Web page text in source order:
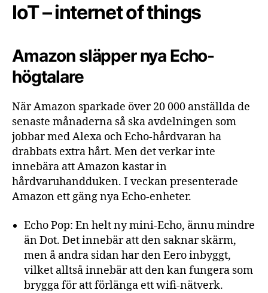
IoT – internet of things
Amazon släpper nya Echo-
högtalare
När Amazon sparkade över 20 000 anställda de
senaste månaderna så ska avdelningen som
jobbar med Alexa och Echo-hårdvaran ha
drabbats extra hårt. Men det verkar inte
innebära att Amazon kastar in
hårdvaruhandduken. I veckan presenterade
Amazon ett gäng nya Echo-enheter.
Echo Pop: En helt ny mini-Echo, ännu mindre
än Dot. Det innebär att den saknar skärm,
men å andra sidan har den Eero inbyggt,
vilket alltså innebär att den kan fungera som
brygga för att förlänga ett wifi-nätverk.